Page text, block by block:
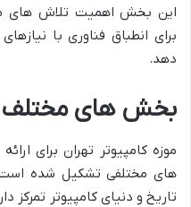
این بخش اهمیت تلاش های
برای انطباق فناوری با
دهد.
بخش های مختلف
موزه کامپیوتر تهران برای
های مختلفی تشکیل شده
تاریخ و دنیای کامپیوتر